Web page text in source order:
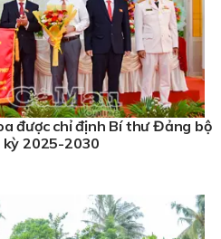
được chỉ định Bí thư Đảng bộ
kỳ 2025-2030